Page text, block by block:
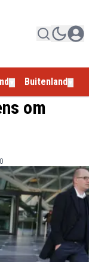
Buitenland
om